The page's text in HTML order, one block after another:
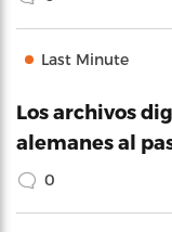
Last Minute
Los archivos
alemanes al
0